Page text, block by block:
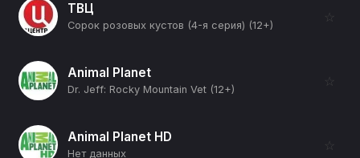
ТВЦ
Сорок розовых кустов (4-я серия) (12+)
☆
Animal Planet
Dr. Jeff: Rocky Mountain Vet (12+)
☆
Animal Planet HD
Нет данных
☆